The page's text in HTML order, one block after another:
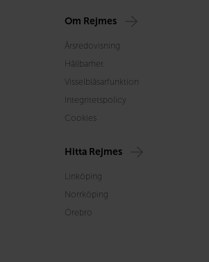
Om Rejmes
Årsredovisning
Hållbarhet
Visselblåsarfunktion
Integritetspolicy
Cookies
Hitta Rejmes
Linköping
Norrköping
Örebro